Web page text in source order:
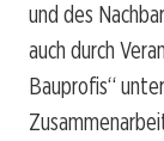
und des
auch durch
Bauprofis“